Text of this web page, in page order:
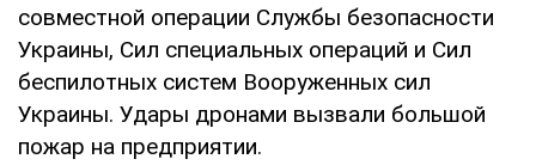
совместной операции Службы безопасности
Украины, Сил специальных операций и Сил
беспилотных систем Вооруженных сил
Украины. Удары дронами вызвали большой
пожар на предприятии.